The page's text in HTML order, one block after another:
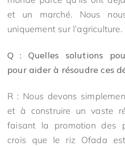
et un marché. Nous
uniquement sur l’agriculture.
Q : Quelles solutions
pour aider à résoudre ces
R : Nous devons
et à construire un vaste
faisant la promotion des
crois que le riz Ofada